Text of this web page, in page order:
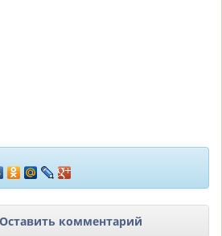
Оставить комментарий